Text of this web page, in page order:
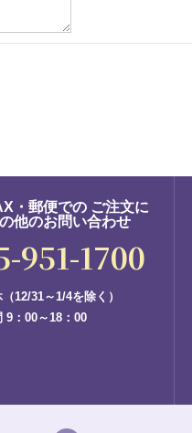
・郵便での ご注文に
他のお問い合わせ
951-1700
12/31～1/4を除く）
9：00～18：00